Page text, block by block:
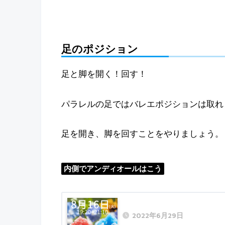
足のポジション
足と脚を開く！回す！
パラレルの足ではバレエポジションは取
足を開き、脚を回すことをやりましょう。
内側でアンディオールはこう
2022年6月29日